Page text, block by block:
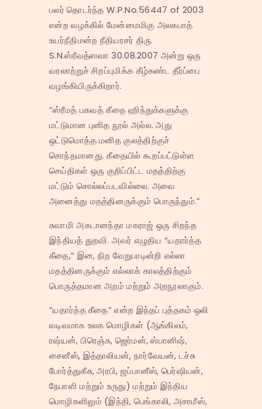
பலர் தொடர்ந்த W.P.No.56447 of 2003
என்ற வழக்கில் மேன்மைமிகு அலகபாத்
உயர்நீதிமன்ற நீதியரசர் திரு.
S.N.ஸ்ரீவத்ஸவா 30.08.2007 அன்று ஒரு
வரலாற்றுச் சிறப்புமிக்க கீழ்கண்ட தீர்ப்பை
வழங்கியிருக்கிறார்.
“ஸ்ரீமத் பகவத் கீதை ஹிந்துக்களுக்கு
மட்டுமான புனித நூல் அல்ல. அது
ஒட்டுமொத்த மனித குலத்திற்குச்
சொந்தமானது. கீதையில் கூறப்பட்டுள்ள
செய்திகள் ஒரு குறிப்பிட்ட மதத்திற்கு
மட்டும் சொல்லப்படவில்லை. அவை
அனைத்து மதத்தினருக்கும் பொருந்தும்.”
சுவாமி அகடானந்தா மகராஜ் ஒரு சிறந்த
இந்தியத் துறவி. அவர் எழுதிய “யதார்த்த
கீதை,” இன, நிற வேறுபாடின்றி எல்லா
மதத்தினருக்கும் எல்லாக் காலத்திற்கும்
பொருத்தமான அறம் மற்றும் அறநூலாகும்.
“யதார்த்த கீதை” என்ற இந்தப் புத்தகம் ஒலி
வடிவமாக உலக மொழிகள் (ஆங்கிலம்,
ரஷ்யன், பிரெஞ்சு, ஜெர்மன், ஸ்பானிஷ்,
சைனீஸ், இத்தாலியன், நார்வேயன், டச்சு
போர்த்துகீசு, அரபி, ஜப்பானீஸ், பெர்ஷியன்,
நேபாளி மற்றும் உருது) மற்றும் இந்திய
மொழிகளிலும் (இந்தி, பெங்காலி, அசாமீஸ்,